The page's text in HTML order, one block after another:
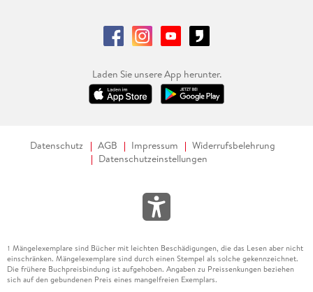
Laden Sie unsere App herunter.
Datenschutz AGB Impressum
Widerrufsbelehrung
Datenschutzeinstellungen
1 Mängelexemplare sind Bücher mit leichten Beschädigungen, die das Lesen aber nicht
einschränken. Mängelexemplare sind durch einen Stempel als solche gekennzeichnet.
Die frühere Buchpreisbindung ist aufgehoben. Angaben zu Preissenkungen beziehen
sich auf den gebundenen Preis eines mangelfreien Exemplars.